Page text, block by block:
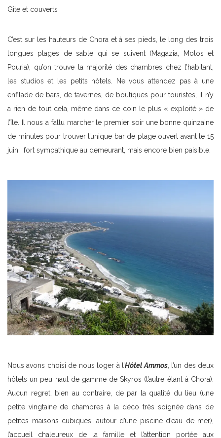
Gîte et couverts
C’est sur les hauteurs de Chora et à ses pieds, le long des trois
longues plages de sable qui se suivent (Magazia, Molos et
Pouria), qu’on trouve la majorité des chambres chez l’habitant,
les studios et les petits hôtels. Ne vous attendez pas à une
enfilade de bars, de tavernes, de boutiques pour touristes, il n’y
a rien de tout cela, même dans ce coin le plus « exploité » de
l’île. Il nous a fallu marcher le premier soir une bonne quinzaine
de minutes pour trouver l’unique bar de plage ouvert avant le 15
juin… fort sympathique au demeurant, mais encore bien paisible.
Nous avons choisi de nous loger à l’Hôtel Ammos, l’un des deux
hôtels un peu haut de gamme de Skyros (l’autre étant à Chora).
Aucun regret, bien au contraire, de par la qualité du lieu (une
petite vingtaine de chambres à la déco très soignée dans de
petites maisons cubiques, autour d’une piscine d’eau de mer),
l’accueil chaleureux de la famille et l’attention portée aux